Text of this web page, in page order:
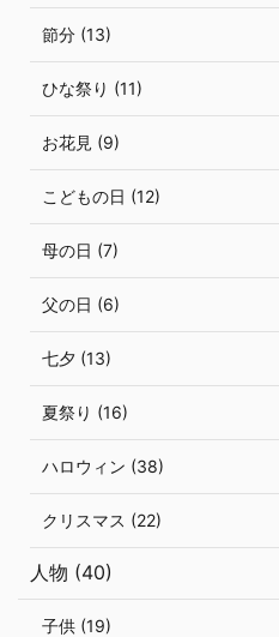
節分 (13)
ひな祭り (11)
お花見 (9)
こどもの日 (12)
母の日 (7)
父の日 (6)
七夕 (13)
夏祭り (16)
ハロウィン (38)
クリスマス (22)
人物 (40)
子供 (19)